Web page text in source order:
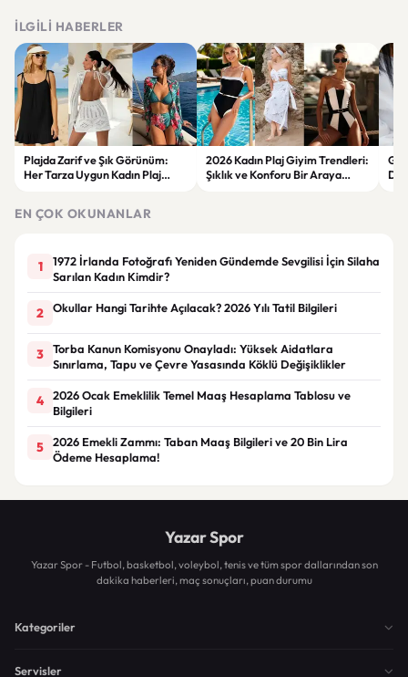
İLGILI HABERLER
Plajda Zarif ve Şık Görünüm:
Her Tarza Uygun Kadın Plaj
2026 Kadın Plaj Giyim Trendleri:
Şıklık ve Konforu Bir Araya
EN ÇOK OKUNANLAR
1
1972 İrlanda Fotoğrafı Yeniden Gündemde Sevgilisi İçin Silaha
Sarılan Kadın Kimdir?
2 Okullar Hangi Tarihte Açılacak? 2026 Yılı Tatil Bilgileri
3
Torba Kanun Komisyonu Onayladı: Yüksek Aidatlara
Sınırlama, Tapu ve Çevre Yasasında Köklü Değişiklikler
4
2026 Ocak Emeklilik Temel Maaş Hesaplama Tablosu ve
Bilgileri
5
2026 Emekli Zammı: Taban Maaş Bilgileri ve 20 Bin Lira
Ödeme Hesaplama!
Yazar Spor
Yazar Spor - Futbol, basketbol, voleybol, tenis ve tüm spor dallarından son
dakika haberleri, maç sonuçları, puan durumu
Kategoriler
Servisler